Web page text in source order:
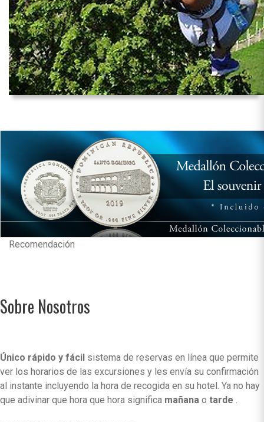
Recomendación
Sobre Nosotros
Único rápido y fácil sistema de reservas en línea que permite
ver los horarios de las excursiones y les envía su confirmación
al instante incluyendo la hora de recogida en su hotel. Ya no hay
que adivinar que hora que hora significa mañana o tarde .